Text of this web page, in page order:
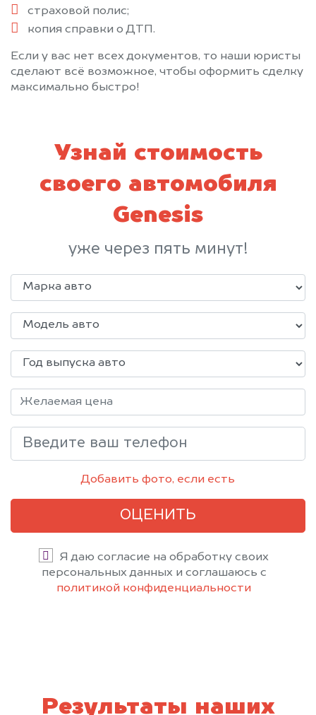
страховой полис;
копия справки о ДТП.
Если у вас нет всех документов, то наши юристы
сделают всё возможное, чтобы оформить сделку
максимально быстро!
Узнай стоимость
своего автомобиля
Genesis
уже через пять минут!
Добавить фото, если есть
ОЦЕНИТЬ
Я даю согласие на обработку своих
персональных данных и соглашаюсь с
политикой конфиденциальности
Результаты наших